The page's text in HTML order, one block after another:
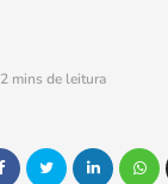
2 mins de leitura